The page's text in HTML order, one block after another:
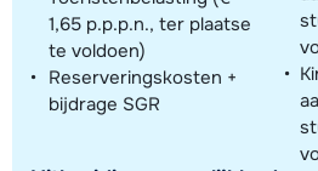
1,65 p.p.p.n., ter plaatse
te voldoen)
Reserveringskosten +
bijdrage SGR